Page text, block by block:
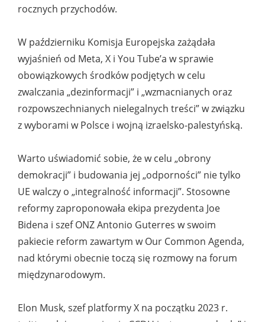
rocznych przychodów.
W październiku Komisja Europejska zażądała
wyjaśnień od Meta, X i You Tube’a w sprawie
obowiązkowych środków podjętych w celu
zwalczania „dezinformacji” i „wzmacnianych oraz
rozpowszechnianych nielegalnych treści” w związku
z wyborami w Polsce i wojną izraelsko-palestyńską.
Warto uświadomić sobie, że w celu „obrony
demokracji” i budowania jej „odporności” nie tylko
UE walczy o „integralność informacji”. Stosowne
reformy zaproponowała ekipa prezydenta Joe
Bidena i szef ONZ Antonio Guterres w swoim
pakiecie reform zawartym w Our Common Agenda,
nad którymi obecnie toczą się rozmowy na forum
międzynarodowym.
Elon Musk, szef platformy X na początku 2023 r.